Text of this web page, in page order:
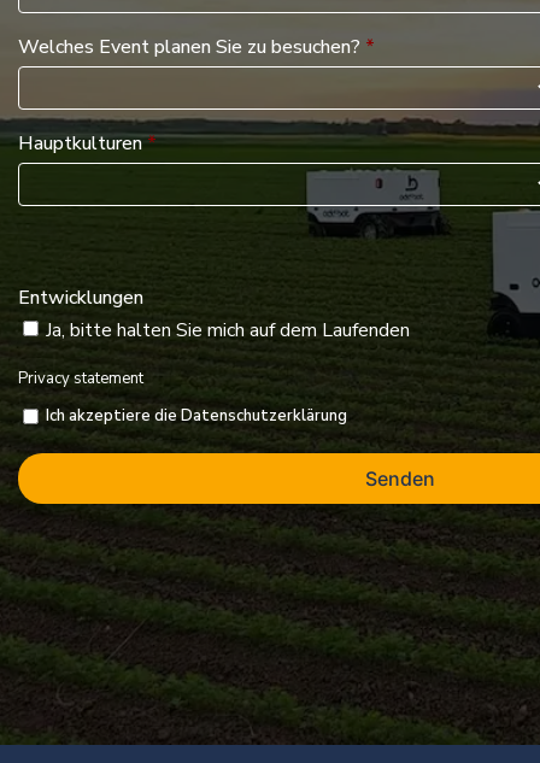
Welches Event planen Sie zu besuchen? *
Hauptkulturen*
Entwicklungen
Ja, bitte halten Sie mich auf dem Laufenden
Privacy statement
Ich akzeptiere die Datenschutzerklärung
Senden